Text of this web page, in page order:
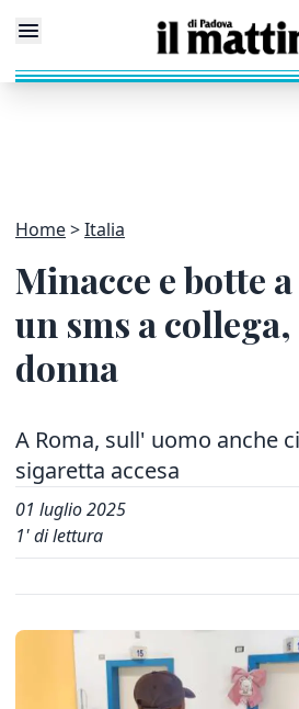
Home Italia
Minacce e botte
un sms a
donna
A Roma, sull' uomo anche
sigaretta accesa
01 luglio 2025
1' di lettura